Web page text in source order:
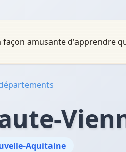
amusante d'apprendre
Aquitaine